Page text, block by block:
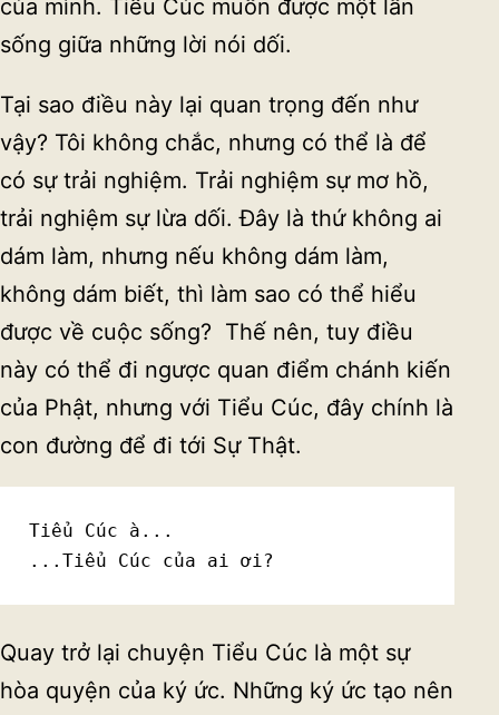
của mình. Tiểu Cúc muốn được một lần
sống giữa những lời nói dối.
Tại sao điều này lại quan trọng đến như
vậy? Tôi không chắc, nhưng có thể là để
có sự trải nghiệm. Trải nghiệm sự mơ hồ,
trải nghiệm sự lừa dối. Đây là thứ không ai
dám làm, nhưng nếu không dám làm,
không dám biết, thì làm sao có thể hiểu
được về cuộc sống? Thế nên, tuy điều
này có thể đi ngược quan điểm chánh kiến
của Phật, nhưng với Tiểu Cúc, đây chính là
con đường để đi tới Sự Thật.
Tiểu Cúc à...
...Tiểu Cúc của ai ơi?
Quay trở lại chuyện Tiểu Cúc là một sự
hòa quyện của ký ức. Những ký ức tạo nên